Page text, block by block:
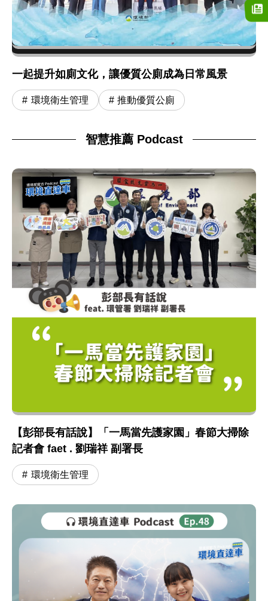
一起提升如廁文化，讓優質公廁成為日常風景
環境衛生管理 推動優質公廁
智慧推薦 Podcast
【彭部長有話說】「一馬當先護家園」春節大掃除
記者會 faet . 劉瑞祥 副署長
環境衛生管理